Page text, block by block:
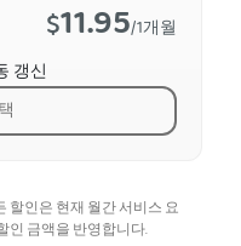
$11.95/1개월
갱신
할인은 현재 월간 서비스 요
인 금액을 반영합니다.